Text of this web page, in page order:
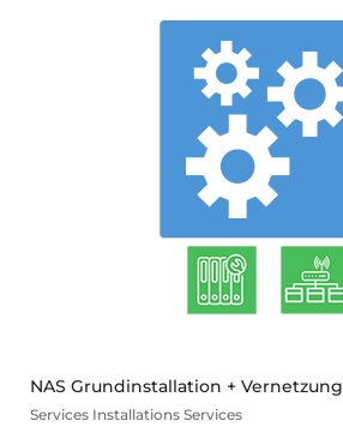
NAS Grundinstallation + Vernetzung
Services Installations Services